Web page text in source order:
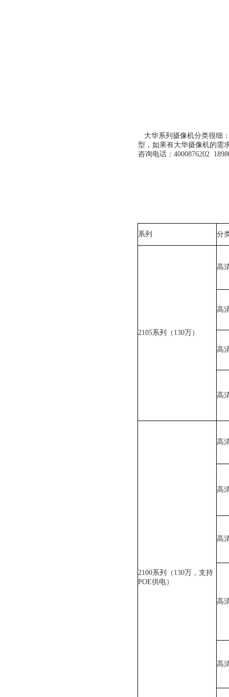
大华系列摄像机分类很细
型，如果有大华摄像机的需
咨询电话：4000876202
系列 分
2105系列（130万）
高
高
高
高
2100系列（130万，支持
POE供电）
高
高
高
高
高